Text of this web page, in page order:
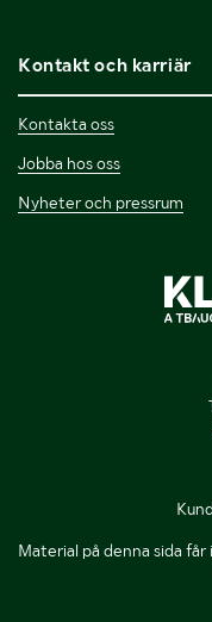
Kontakt och karriär
Kontakta oss
Jobba hos oss
Nyheter och pressrum
Material på denna sida